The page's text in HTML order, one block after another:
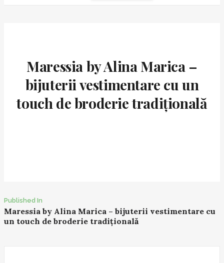
Maressia by Alina Marica –
bijuterii vestimentare cu un
touch de broderie tradițională
P
o
Published In
Maressia by Alina Marica – bijuterii vestimentare cu
un touch de broderie tradițională